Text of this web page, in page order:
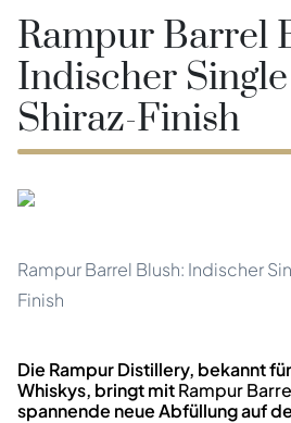
Rampur Barrel
Indischer
Shiraz-Finish
Rampur Barrel Blush: Indischer
Finish
Die Rampur Distillery, bekannt
Whiskys, bringt mitRampur
spannende neue Abfüllung auf